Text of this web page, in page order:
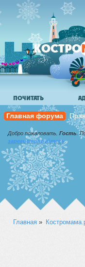
ПОЧИТАТЬ
Главная форума
Добро пожаловать,Гость.
зарегистрируйтесь.
Главная »